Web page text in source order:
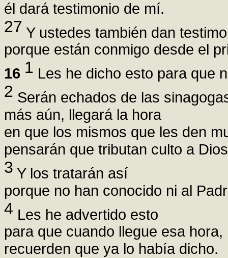
él dará testimonio de mí.
27 Y ustedes también dan
porque están conmigo desde el
16 1 Les he dicho esto para que
2 Serán echados de las
más aún, llegará la hora
en que los mismos que les den
pensarán que tributan culto a
3 Y los tratarán así
porque no han conocido ni al
4 Les he advertido esto
para que cuando llegue esa hora,
recuerden que ya lo había dicho.